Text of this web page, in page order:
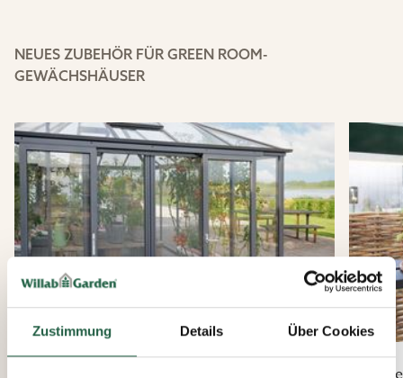
Zustimmung Details Über Cookies
NEUES ZUBEHÖR FÜR GREEN ROOM-
GEWÄCHSHÄUSER